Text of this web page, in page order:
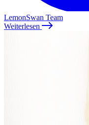
LemonSwan Team
Weiterlesen